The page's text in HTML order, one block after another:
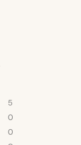
5
0
0